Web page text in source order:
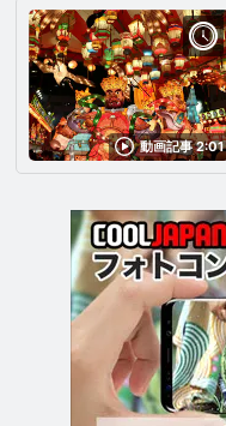
動画記事 2:01